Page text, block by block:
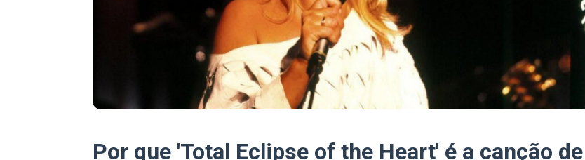
Por que 'Total Eclipse of the Heart' é a canção de